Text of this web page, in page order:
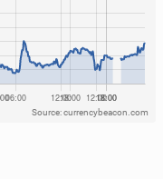
Source: currencybeacon.com